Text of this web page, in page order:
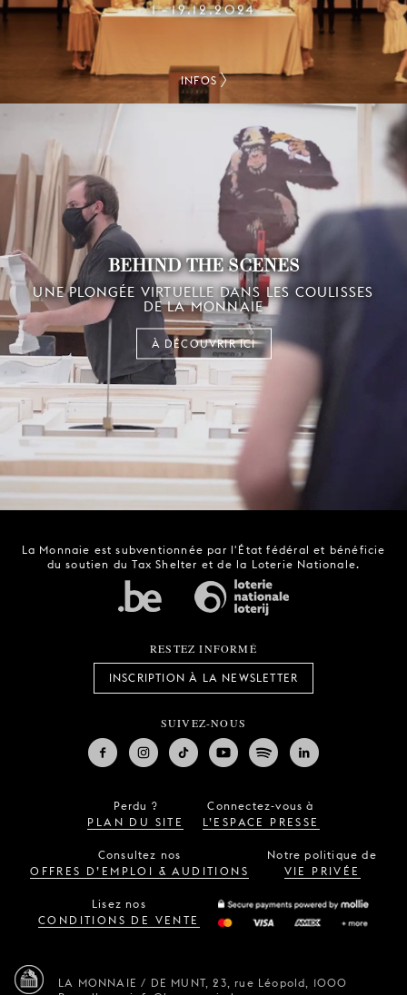
1–19.12.2024
INFOS
BEHIND THE SCENES
UNE PLONGÉE VIRTUELLE DANS LES COULISSES
DE LA MONNAIE
À DÉCOUVRIR ICI
La Monnaie est subventionnée par l'État fédéral et bénéficie
du soutien du Tax Shelter et de la Loterie Nationale.
RESTEZ INFORMÉ
INSCRIPTION À LA NEWSLETTER
SUIVEZ-NOUS
Perdu ?
PLAN DU SITE
Connectez-vous à
L’ESPACE PRESSE
Consultez nos
OFFRES D’EMPLOI & AUDITIONS
Notre politique de
VIE PRIVÉE
Lisez nos
CONDITIONS DE VENTE
LA MONNAIE / DE MUNT, 23, rue Léopold, 1000